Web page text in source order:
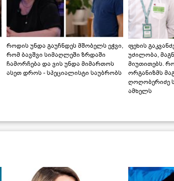
როდის უნდა გაუჩნდეს მშობელს ეჭვი,
რომ ბავშვი სიმაღლეში ზრდაში
ჩამორჩება და ვის უნდა მიმართოს
ასეთ დროს - სპეციალისტი საუბრობს
ფეხის
უძილობა,
მიუთითებს.
ორგანიზმს
ღოღობერიძე
ამხელს